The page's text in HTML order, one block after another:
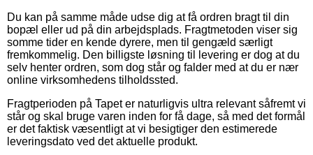
Du kan på samme måde udse dig at få ordren bragt til din
bopæl eller ud på din arbejdsplads. Fragtmetoden viser sig
somme tider en kende dyrere, men til gengæld særligt
fremkommelig. Den billigste løsning til levering er dog at du
selv henter ordren, som dog står og falder med at du er nær
online virksomhedens tilholdssted.
Fragtperioden på Tapet er naturligvis ultra relevant såfremt vi
står og skal bruge varen inden for få dage, så med det formål
er det faktisk væsentligt at vi besigtiger den estimerede
leveringsdato ved det aktuelle produkt.